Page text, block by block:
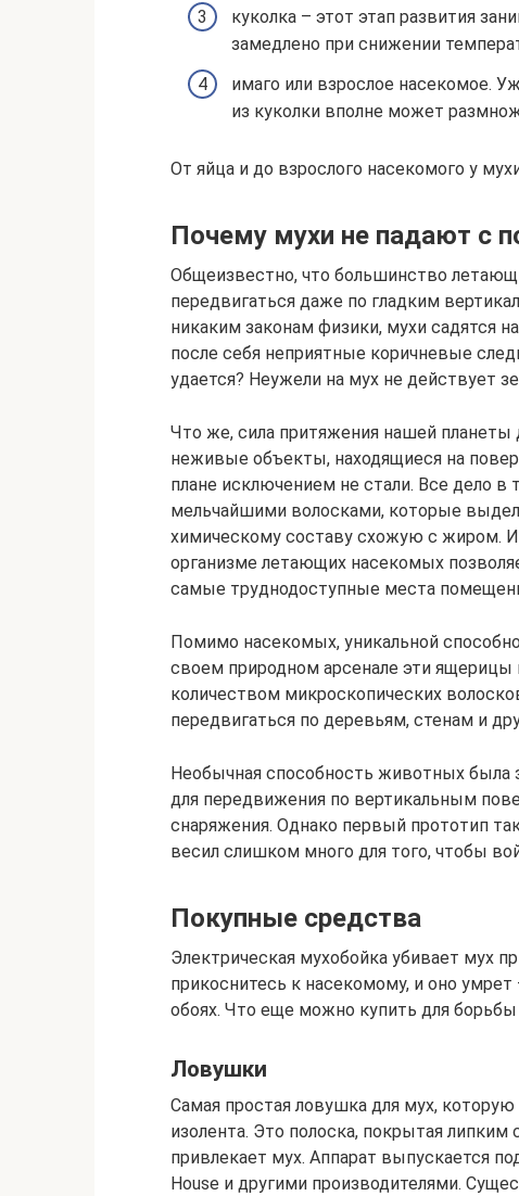
куколка – этот этап развития
замедлено при снижении
имаго или взрослое насекомое.
из куколки вполне может
От яйца и до взрослого насекомого у
Почему мухи не падают с
Общеизвестно, что большинство
передвигаться даже по гладким
никаким законам физики, мухи садятся
после себя неприятные коричневые
удается? Неужели на мух не действует
Что же, сила притяжения нашей
неживые объекты, находящиеся на
плане исключением не стали. Все дело
мельчайшими волосками, которые
химическому составу схожую с жиром.
организме летающих насекомых
самые труднодоступные места
Помимо насекомых, уникальной
своем природном арсенале эти
количеством микроскопических
передвигаться по деревьям, стенам и
Необычная способность животных была
для передвижения по вертикальным
снаряжения. Однако первый прототип
весил слишком много для того, чтобы
Покупные средства
Электрическая мухобойка убивает мух
прикоснитесь к насекомому, и оно
обоях. Что еще можно купить для
Ловушки
Самая простая ловушка для мух,
изолента. Это полоска, покрытая
привлекает мух. Аппарат выпускается
House и другими производителями.